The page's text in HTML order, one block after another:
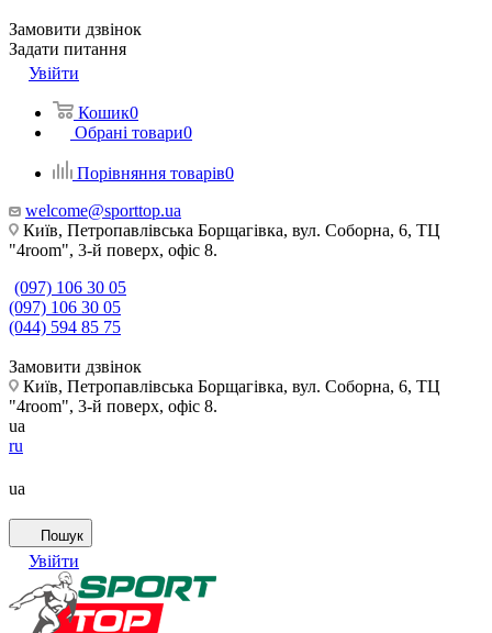
Замовити дзвінок
Задати питання
Увійти
Кошик0
Обрані товари0
Порівняння товарів0
welcome@sporttop.ua
Київ, Петропавлівська Борщагівка, вул. Соборна, 6, ТЦ
"4room", 3-й поверх, офіс 8.
(097) 106 30 05
(097) 106 30 05
(044) 594 85 75
Замовити дзвінок
Київ, Петропавлівська Борщагівка, вул. Соборна, 6, ТЦ
"4room", 3-й поверх, офіс 8.
ua
ru
ua
Пошук
Увійти